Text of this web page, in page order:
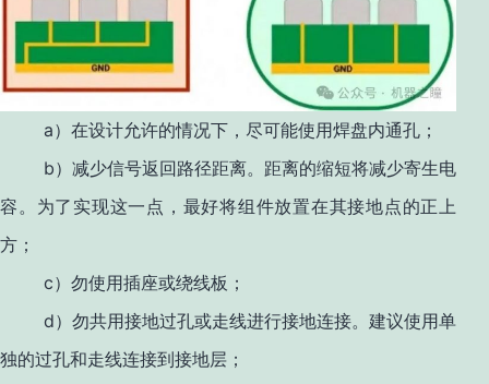
a）在设计允许的情况下，尽可能使用焊盘内通孔；
b）减少信号返回路径距离。距离的缩短将减少寄生电
容。为了实现这一点，最好将组件放置在其接地点的正上
方；
c）勿使用插座或绕线板；
d）勿共用接地过孔或走线进行接地连接。建议使用单
独的过孔和走线连接到接地层；